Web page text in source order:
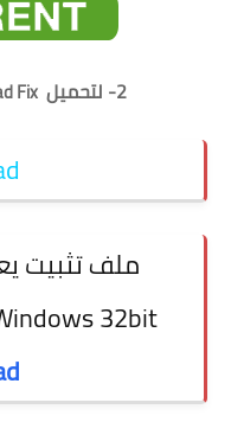
2- لتحميل
ملف تثبيت
32bit